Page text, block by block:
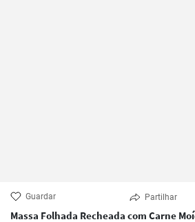
Guardar Partilhar
Massa Folhada Recheada com Carne